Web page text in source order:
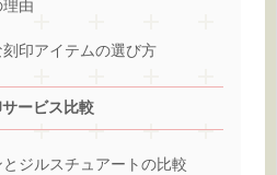
由
印アイテムの選び方
ービス比較
ジルスチュアートの比較